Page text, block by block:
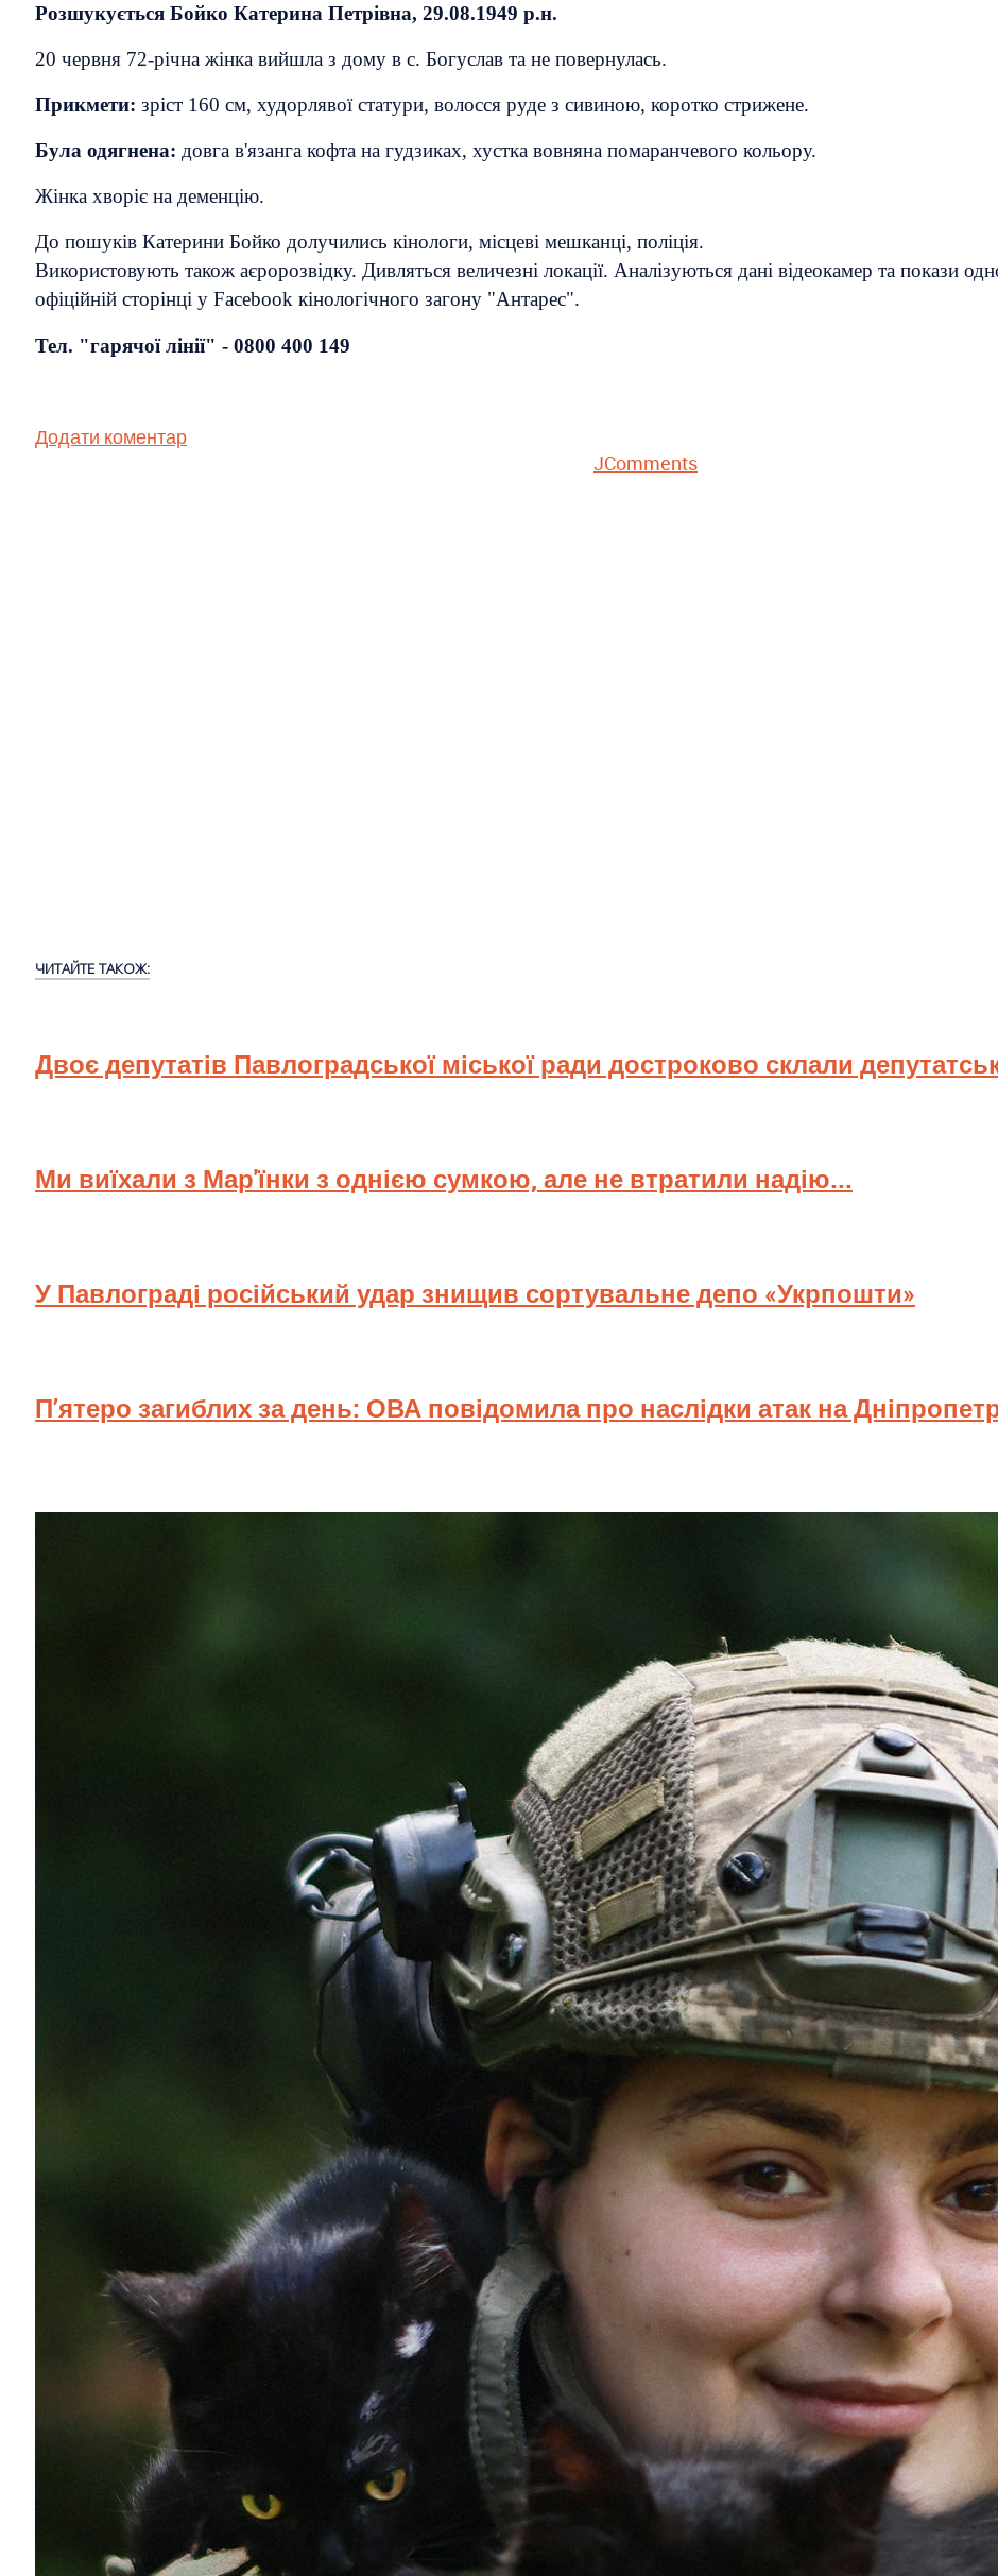
Розшукується Бойко Катерина Петрівна, 29.08.1949 р.н.
20 червня 72-річна жінка вийшла з дому в с. Богуслав та не повернулась.
Прикмети: зріст 160 см, худорлявої статури, волосся руде з сивиною, коротко стрижене.
Була одягнена: довга в'язанга кофта на гудзиках, хустка вовняна помаранчевого кольору.
Жінка хворіє на деменцію.
До пошуків Катерини Бойко долучились кінологи, місцеві мешканці, поліція.
Використовують також аєророзвідку. Дивляться величезні локації. Аналізуються дані відеокамер та покази
офіційній сторінці у Facebook кінологічного загону "Антарес".
Тел. "гарячої лінії" - 0800 400 149
Додати коментар
JComments
ЧИТАЙТЕ ТАКОЖ:
Двоє депутатів Павлоградської міської ради достроково склали
Ми виїхали з Мар'їнки з однією сумкою, але не втратили надію...
У Павлограді російський удар знищив сортувальне депо «Укрпошти»
П’ятеро загиблих за день: ОВА повідомила про наслідки атак на